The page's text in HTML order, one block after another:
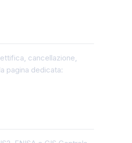
cancellazione,
pagina dedicata: